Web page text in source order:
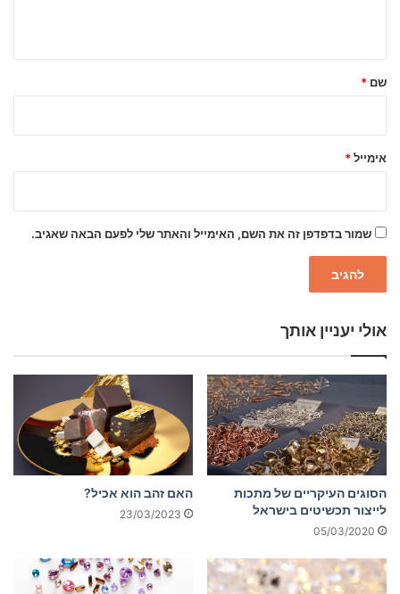
ל
שם *
אימייל *
שמור בדפדפן זה את השם, האימייל והאתר שלי לפעם הבאה שאגיב.
אולי יעניין אותך
הסוגים העיקריים של מתכות
לייצור תכשיטים בישראל
05/03/2020
האם זהב הוא אכיל?
23/03/2023